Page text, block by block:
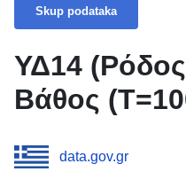
Skup podataka
ΥΔ14
Βάθος
data.gov.gr